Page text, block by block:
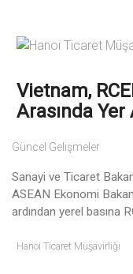
Vietnam,
Arasında Yer
Güncel Gelişmeler
Sanayi ve Ticaret
ASEAN Ekonomi
ardından yerel basına
Hanoi Ticaret Müşavirliği